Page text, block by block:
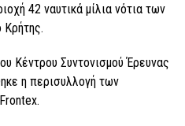
42 ναυτικά μίλια νότια των
.
Κέντρου Συντονισμού Έρευνας
η περισυλλογή των